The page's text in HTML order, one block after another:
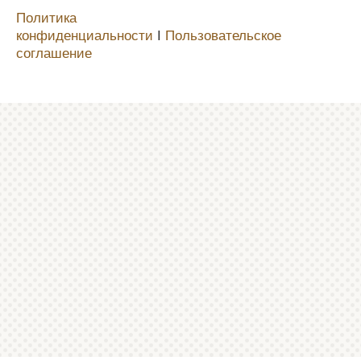
Политика
конфиденциальности Ι Пользовательское
соглашение